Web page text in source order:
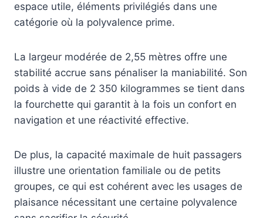
espace utile, éléments privilégiés dans une
catégorie où la polyvalence prime.
La largeur modérée de 2,55 mètres offre une
stabilité accrue sans pénaliser la maniabilité. Son
poids à vide de 2 350 kilogrammes se tient dans
la fourchette qui garantit à la fois un confort en
navigation et une réactivité effective.
De plus, la capacité maximale de huit passagers
illustre une orientation familiale ou de petits
groupes, ce qui est cohérent avec les usages de
plaisance nécessitant une certaine polyvalence